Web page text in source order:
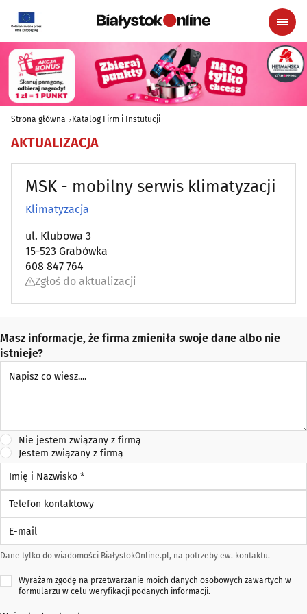
Strona główna Katalog Firm i Instutucji
AKTUALIZACJA
MSK - mobilny serwis klimatyzacji
Klimatyzacja
ul. Klubowa 3
15-523 Grabówka
608 847 764
Zgłoś do aktualizacji
Masz informacje, że firma zmieniła swoje dane albo nie
istnieje?
Nie jestem związany z firmą
Jestem związany z firmą
Dane tylko do wiadomości BiałystokOnline.pl, na potrzeby ew. kontaktu.
Wyrażam zgodę na przetwarzanie moich danych osobowych zawartych w
formularzu w celu weryfikacji podanych informacji.